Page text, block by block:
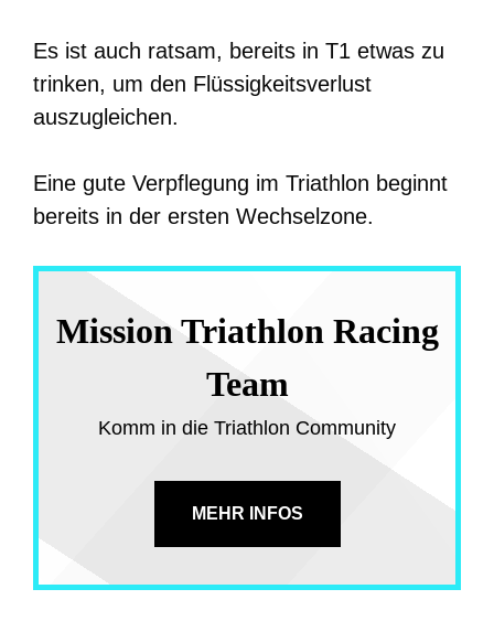
Es ist auch ratsam, bereits in T1 etwas zu
trinken, um den Flüssigkeitsverlust
auszugleichen.
Eine gute Verpflegung im Triathlon beginnt
bereits in der ersten Wechselzone.
Mission Triathlon Racing
Team
Komm in die Triathlon Community
MEHR INFOS